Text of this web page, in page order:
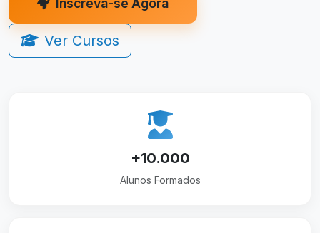
Inscreva-se Agora
Ver Cursos
+10.000
Alunos Formados